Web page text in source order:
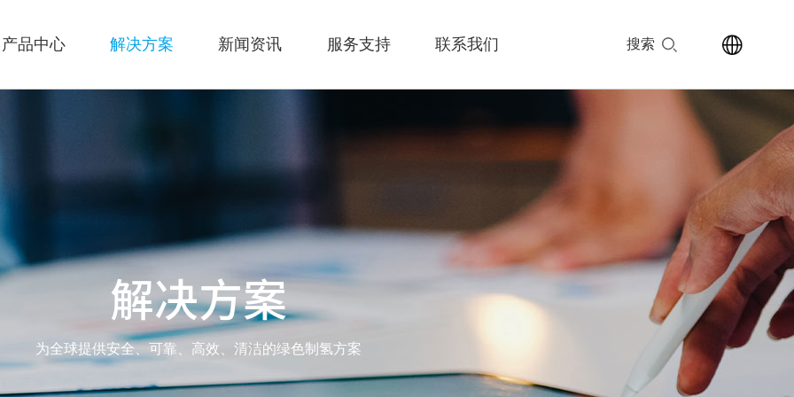
搜索
产品中心 解决方案 新闻资讯 服务支持 联系我们
解决方案
为全球提供安全、可靠、高效、清洁的绿色制氢方案